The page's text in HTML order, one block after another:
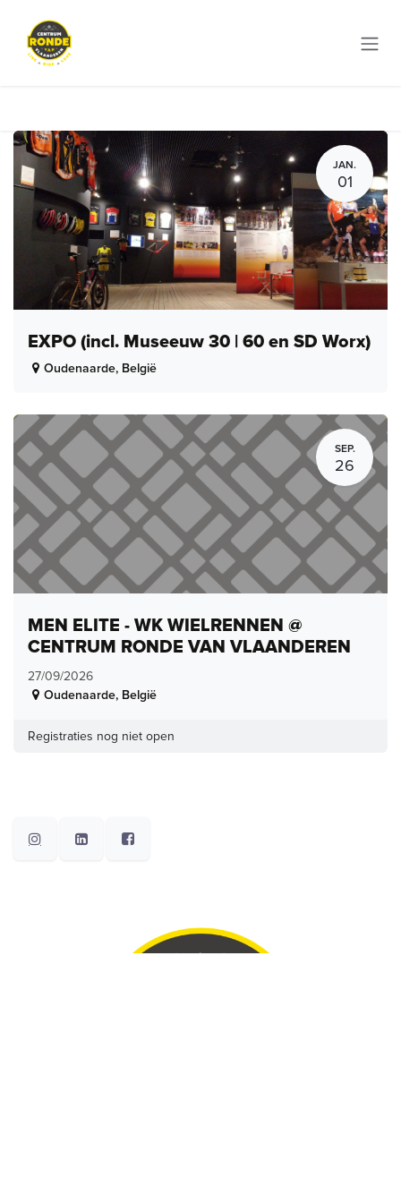
JAN.
01
EXPO (incl. Museeuw 30 | 60 en SD Worx)
Oudenaarde, België
SEP.
26
MEN ELITE - WK WIELRENNEN @
CENTRUM RONDE VAN VLAANDEREN
27/09/2026
Oudenaarde, België
Registraties nog niet open